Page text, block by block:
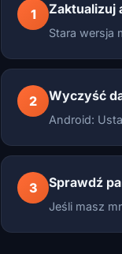
1 Zaktualizuj
Stara wersja
2 Wyczyść
Android:
3 Sprawdź
Jeśli masz